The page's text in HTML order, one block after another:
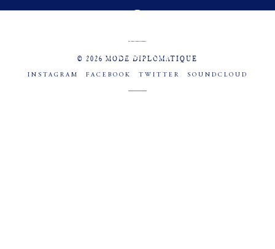
© 2026 MODE DIPLOMATIQUE
INSTAGRAM FACEBOOK TWITTER SOUNDCLOUD